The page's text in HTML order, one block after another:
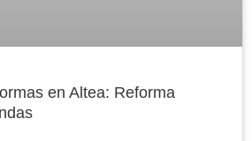
en Altea: Reforma